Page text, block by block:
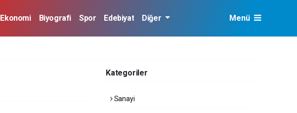
Ekonomi Biyografi Spor Edebiyat Diğer Menü
Kategoriler
Sanayi